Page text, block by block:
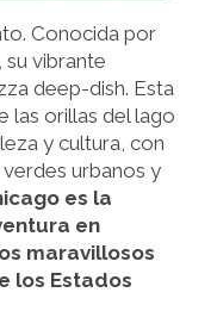
Conocida por
vibrante
deep-dish. Esta
las orillas del lago
y cultura, con
urbanos y
es la
en
maravillosos
los Estados